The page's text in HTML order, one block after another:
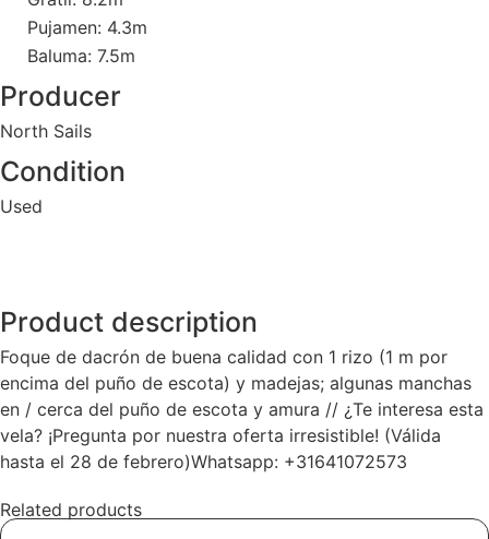
Pujamen: 4.3m
Baluma: 7.5m
Producer
North Sails
Condition
Used
Product description
Foque de dacrón de buena calidad con 1 rizo (1 m por
encima del puño de escota) y madejas; algunas manchas
en / cerca del puño de escota y amura // ¿Te interesa esta
vela? ¡Pregunta por nuestra oferta irresistible! (Válida
hasta el 28 de febrero)Whatsapp: +31641072573
Related products